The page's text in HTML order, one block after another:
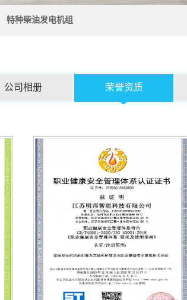
特种柴油发电机组
公司相册 荣誉资质